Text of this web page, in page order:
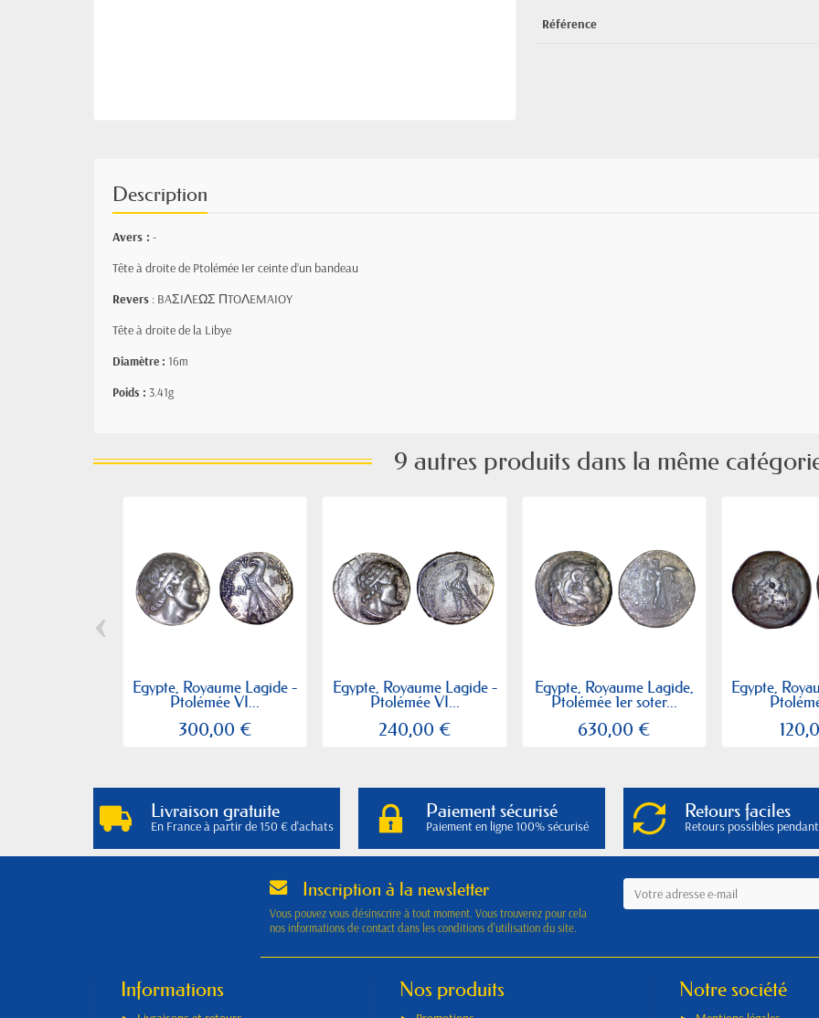
Référence
Description
Avers : -
Tête à droite de Ptolémée Ier ceinte d’un bandeau
Revers : BAΣIΛEΩΣ ΠTOΛEMAIOY
Tête à droite de la Libye
Diamètre : 16m
Poids : 3.41g
9 autres produits dans la même
Egypte, Royaume Lagide -
Ptolémée VI...
300,00 €
Egypte, Royaume Lagide -
Ptolémée VI...
240,00 €
Egypte, Royaume Lagide,
Ptolémée 1er soter...
630,00 €
Egypte,
‹
Livraison gratuite
En France à partir de 150 € d'achats
Paiement sécurisé
Paiement en ligne 100% sécurisé
Retours faciles
Retours possibles
Inscription à la newsletter
Vous pouvez vous désinscrire à tout moment. Vous trouverez pour cela
nos informations de contact dans les conditions d'utilisation du site.
Informations Nos produits Notre société